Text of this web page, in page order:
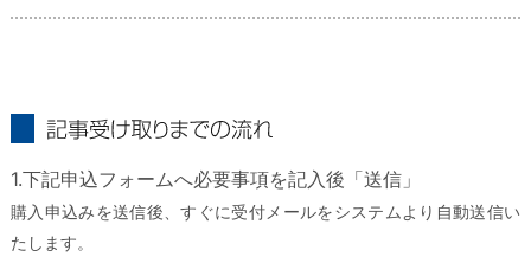
1.下記申込フォームへ必要事項を記入後「送信」
購入申込みを送信後、すぐに受付メールをシステムより自動送信い
たします。